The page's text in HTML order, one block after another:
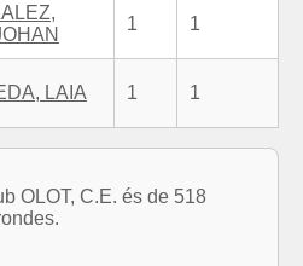
1 1
LAIA 1 1
OLOT, C.E. és de 518